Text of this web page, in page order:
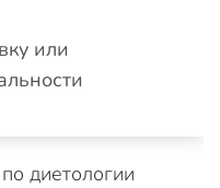
или
диетологии